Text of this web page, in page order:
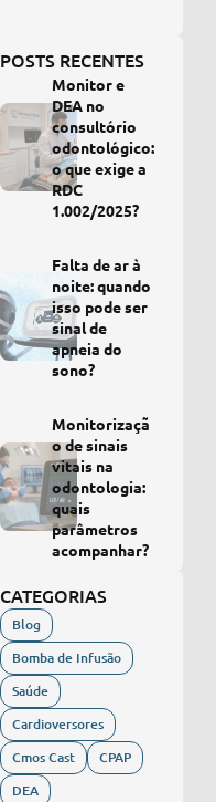
POSTS RECENTES
Monitor e
DEA no
consultório
odontológico:
o que exige a
RDC
1.002/2025?
Falta de ar à
noite: quando
isso pode ser
sinal de
apneia do
sono?
Monitorizaçã
o de sinais
vitais na
odontologia:
quais
parâmetros
acompanhar?
CATEGORIAS
Blog
Bomba de Infusão
Saúde
Cardioversores
Cmos Cast
CPAP
DEA